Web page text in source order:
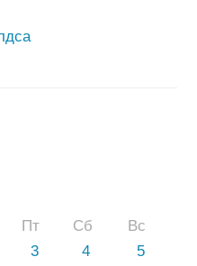
Пт Сб
Вс
3 4
5